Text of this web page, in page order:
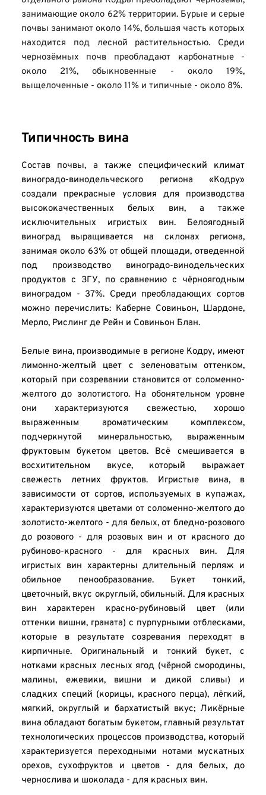
занимающие около 62% территории. Бурые и серые
почвы занимают около 14%, большая часть которых
находится под лесной растительностью. Среди
чернозёмных почв преобладают карбонатные -
около 21%, обыкновенные - около 19%,
выщелоченные - около 11% и типичные - около 8%.
Типичность вина
Состав почвы, а также специфический климат
виноградо-винодельческого региона «Кодру»
создали прекрасные условия для производства
высококачественных белых вин, а также
исключительных игристых вин. Белоягодный
виноград выращивается на склонах региона,
занимая около 63% от общей площади, отведенной
под производство виноградо-винодельческих
продуктов с ЗГУ, по сравнению с чёрноягодным
виноградом - 37%. Среди преобладающих сортов
можно перечислить: Каберне Совиньон, Шардоне,
Мерло, Рислинг де Рейн и Совиньон Блан.
Белые вина, производимые в регионе Кодру, имеют
лимонно-желтый цвет с зеленоватым оттенком,
который при созревании становится от соломенно-
желтого до золотистого. На обонятельном уровне
они характеризуются свежестью, хорошо
выраженным ароматическим комплексом,
подчеркнутой минеральностью, выраженным
фруктовым букетом цветов. Всё смешивается в
восхитительном вкусе, который выражает
свежесть летних фруктов. Игристые вина, в
зависимости от сортов, используемых в купажах,
характеризуются цветами от соломенно-желтого до
золотисто-желтого - для белых, от бледно-розового
до розового - для розовых вин и от красного до
рубиново-красного - для красных вин. Для
игристых вин характерны длительный перляж и
обильное пенообразование. Букет тонкий,
цветочный, вкус округлый, обильный. Для красных
вин характерен красно-рубиновый цвет (или
оттенки вишни, граната) с пурпурными отблесками,
которые в результате созревания переходят в
кирпичные. Оригинальный и тонкий букет, с
нотками красных лесных ягод (чёрной смородины,
малины, ежевики, вишни и дикой сливы) и
сладких специй (корицы, красного перца), лёгкий,
мягкий, округлый и бархатистый вкус; Ликёрные
вина обладают богатым букетом, главный результат
технологических процессов производства, который
характеризуется переходными нотами мускатных
орехов, сухофруктов и цветов - для белых, до
чернослива и шоколада - для красных вин.